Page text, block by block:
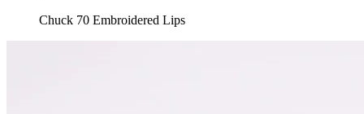
Chuck 70 Embroidered Lips